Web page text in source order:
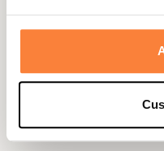
Marque Italienne